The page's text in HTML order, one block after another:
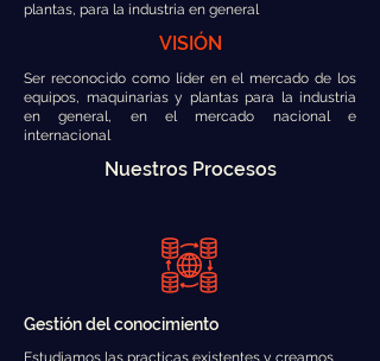
plantas, para la industria en general
VISIÓN
Ser reconocido como líder en el mercado de los
equipos, maquinarias y plantas para la industria
en general, en el mercado nacional e
internacional
Nuestros Procesos
Gestión del conocimiento
Estudiamos las practicas existentes y creamos